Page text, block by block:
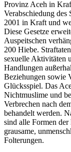
Provinz Aceh in
Verabschiedung des
2001 in Kraft und
Diese Gesetze
Auspeitschen
200 Hiebe.
sexuelle Aktivitäten
Handlungen
Beziehungen sowie
Glücksspiel. Das
Nichtmuslime und
Verbrechen nach
behandelt werden.
sind alle Formen
grausame,
Folterungen.